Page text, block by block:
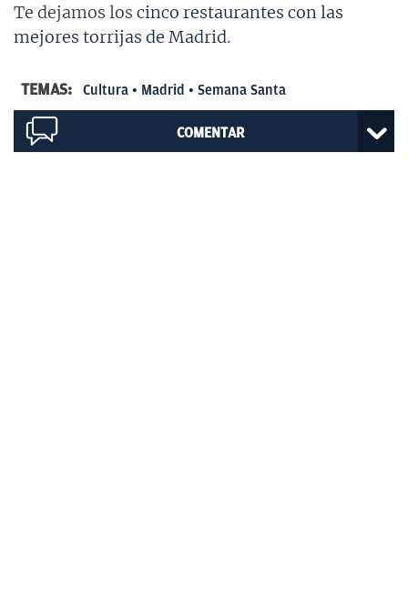
Te dejamos los cinco restaurantes con las
mejores torrijas de Madrid.
TEMAS: Cultura Madrid Semana Santa
COMENTAR